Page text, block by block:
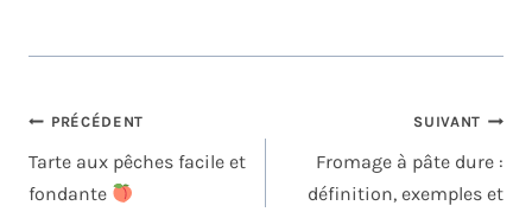
NAVIGATION
DE
L’ARTICLE
PRÉCÉDENT
Tarte aux pêches facile et
fondante
SUIVANT
Fromage à pâte dure :
définition, exemples et